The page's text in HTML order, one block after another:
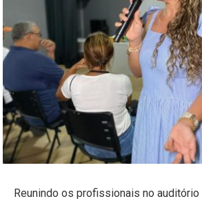
Reunindo os profissionais no